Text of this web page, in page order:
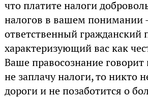
что платите налоги
налогов в вашем понимании
ответственный гражданский
характеризующий вас как
Ваше правосознание говорит
не заплачу налоги, то никто
дороги и не позаботится о